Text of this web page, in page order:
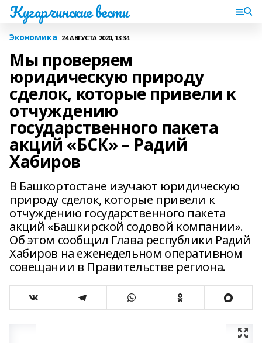
Кугарчинские вести
Экономика 24 АВГУСТА 2020, 13:34
Мы проверяем
юридическую природу
сделок, которые привели к
отчуждению
государственного пакета
акций «БСК» – Радий
Хабиров
В Башкортостане изучают юридическую
природу сделок, которые привели к
отчуждению государственного пакета
акций «Башкирской содовой компании».
Об этом сообщил Глава республики Радий
Хабиров на еженедельном оперативном
совещании в Правительстве региона.